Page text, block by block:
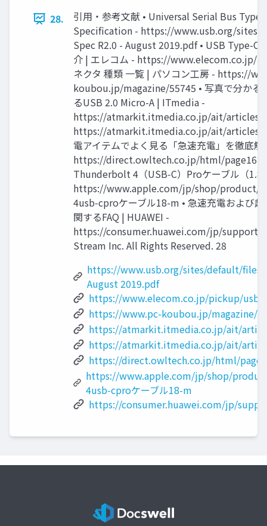
28.
引用・参考文献 • Universal Serial Bus
Specification - https://www.usb.org/sites/
Spec R2.0 - August 2019.pdf • USB Type-C
介 | エレコム - https://www.elecom.co.jp/
ネクタ 種類 一覧 | パソコン工房 - https://
koubou.jp/magazine/55745 • 写真で分かる
るUSB 2.0 Micro-A | ITmedia -
https://atmarkit.itmedia.co.jp/ait/articles/
https://atmarkit.itmedia.co.jp/ait/articles/
電アイテムでよく見る「急速充電」を徹底
https://direct.owltech.co.jp/html/
Thunderbolt 4（USB‑C）Proケーブル（
https://www.apple.com/jp/shop/product/
4usb‑cproケーブル18-m • 急速充電および
関するFAQ | HUAWEI -
https://consumer.huawei.com/jp/
Stream Inc. All Rights Reserved. 28
https://www.usb.org/sites/default/files/
August 2019.pdf
https://www.elecom.co.jp/pickup/
https://www.pc-koubou.jp/magazine/
https://atmarkit.itmedia.co.jp/ait/
https://atmarkit.itmedia.co.jp/ait/
https://direct.owltech.co.jp/html/
https://www.apple.com/jp/shop/
4usb‑cproケーブル18-m
https://consumer.huawei.com/jp/